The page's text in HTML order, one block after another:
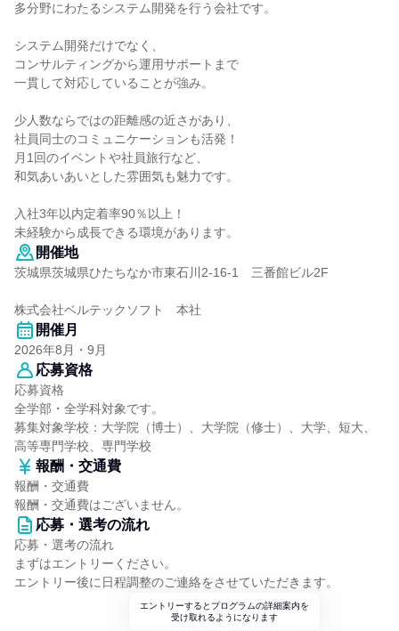
多分野にわたるシステム開発を行う会社です。
システム開発だけでなく、
コンサルティングから運用サポートまで
一貫して対応していることが強み。
少人数ならではの距離感の近さがあり、
社員同士のコミュニケーションも活発！
月1回のイベントや社員旅行など、
和気あいあいとした雰囲気も魅力です。
入社3年以内定着率90％以上！
未経験から成長できる環境があります。
開催地
茨城県茨城県ひたちなか市東石川2‐16‐1 三番館ビル2F
株式会社ベルテックソフト 本社
開催月
2026年8月・9月
応募資格
応募資格
全学部・全学科対象です。
募集対象学校：大学院（博士）、大学院（修士）、大学、短大、
高等専門学校、専門学校
報酬・交通費
報酬・交通費
報酬・交通費はございません。
応募・選考の流れ
応募・選考の流れ
まずはエントリーください。
エントリー後に日程調整のご連絡をさせていただきます。
エントリーするとプログラムの詳細案内を
受け取れるようになります